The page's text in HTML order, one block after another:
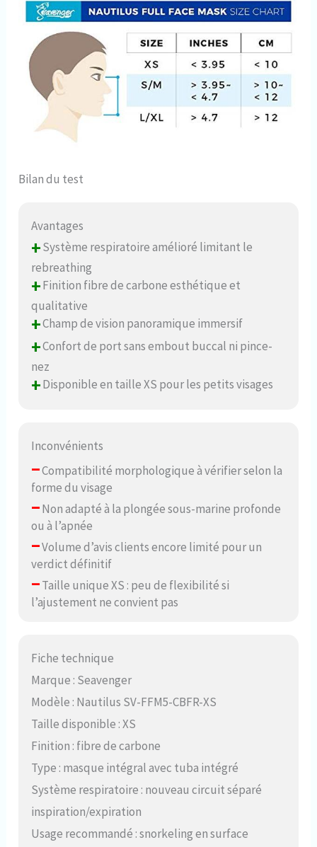
Bilan du test
Avantages
+Système respiratoire amélioré limitant le
rebreathing
+Finition fibre de carbone esthétique et
qualitative
+Champ de vision panoramique immersif
+Confort de port sans embout buccal ni pince-
nez
+Disponible en taille XS pour les petits visages
Inconvénients
–Compatibilité morphologique à vérifier selon la
forme du visage
–Non adapté à la plongée sous-marine profonde
ou à l’apnée
–Volume d’avis clients encore limité pour un
verdict définitif
–Taille unique XS : peu de flexibilité si
l’ajustement ne convient pas
Fiche technique
Marque : Seavenger
Modèle : Nautilus SV-FFM5-CBFR-XS
Taille disponible : XS
Finition : fibre de carbone
Type : masque intégral avec tuba intégré
Système respiratoire : nouveau circuit séparé
inspiration/expiration
Usage recommandé : snorkeling en surface